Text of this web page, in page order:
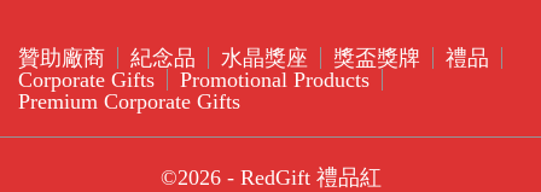
贊助廠商 紀念品 水晶獎座 獎盃獎牌
禮品
Corporate Gifts
Promotional Products
Premium Corporate Gifts
©2026 - RedGift 禮品紅